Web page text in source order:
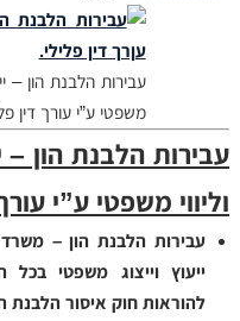
עבירות הלבנת הון –
משפטי ע”י עורך דין
עבירות הלבנת הון –
וליווי משפטי ע”י
עבירות הלבנת הון –
ייעוץ וייצוג משפטי בכל
להוראות חוק איסור הלבנת הון,